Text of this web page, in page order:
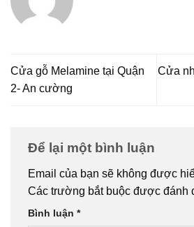
Cửa gỗ Melamine tại Quận
2- An cường
Cửa
Để lại một bình luận
Email của bạn sẽ không được
Các trường bắt buộc được đánh
Bình luận *